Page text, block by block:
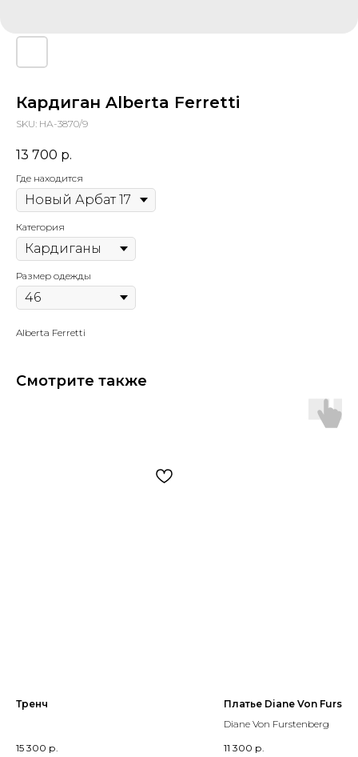
Кардиган Alberta Ferretti
SKU: НА-3870/9
13 700 р.
Где находится
Категория
Размер одежды
Alberta Ferretti
Смотрите также
Тренч
15 300 р.
Платье Diane Von
Diane Von Furstenberg
11 300 р.